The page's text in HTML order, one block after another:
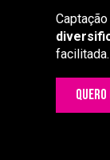
facilitada.